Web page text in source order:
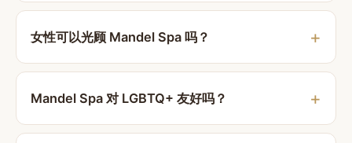
女性可以光顾 Mandel Spa 吗？
Mandel Spa 对 LGBTQ+ 友好吗？